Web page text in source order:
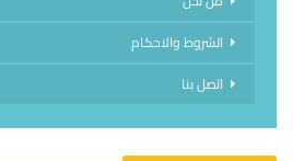
الشروط والاحكام
اتصل بنا